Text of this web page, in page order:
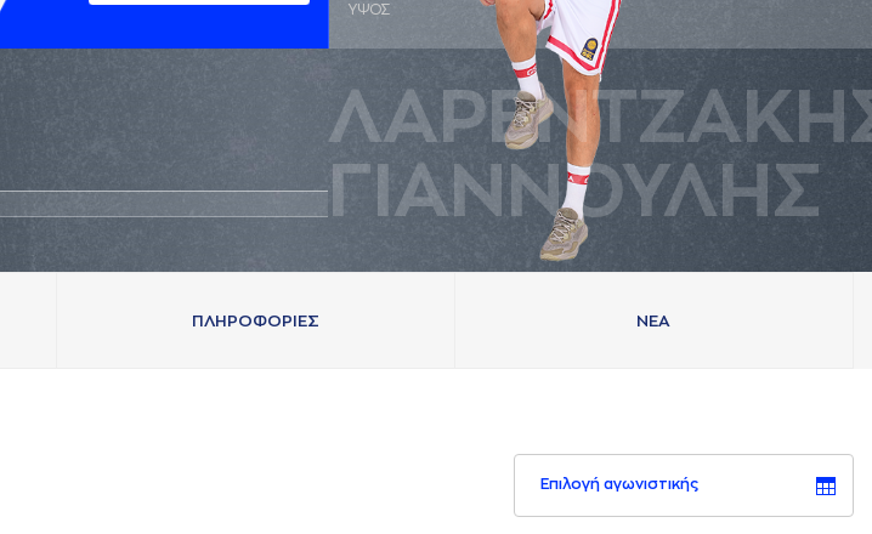
ΓΙAΝΝΟΥΛΗΣ
ΥΨΟΣ 1,96 μ.
ΠΛΗΡΟΦΟΡΙΕΣ ΝΕA
Επιλογή αγωνιστικής